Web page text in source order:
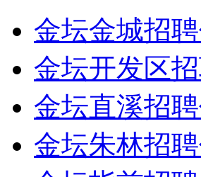
金坛金城招
金坛开发区
金坛直溪招
金坛朱林招